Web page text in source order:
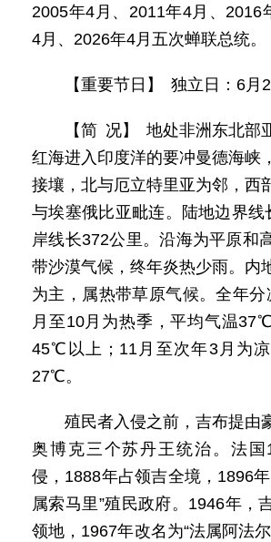
2005年4月、2011年4月、2016
4月、2026年4月五次蝉联总统。
【重要节日】 独立日：6月
【简 况】 地处非洲东北部
红海进入印度洋的要冲曼德海峡
接壤，北与厄立特里亚为邻，西
与埃塞俄比亚毗连。陆地边界线
岸线长372公里。沿海为平原和
带沙漠气候，终年炎热少雨。内
为主，属热带草原气候。全年
月至10月为热季，平均气温
45℃以上；11月至次年3月为
27℃。
殖民者入侵之前，吉布提由
奥博克三个苏丹王统治。法国
侵，1888年占领吉全境，1896
属索马里”殖民政府。1946年，
领地，1967年改名为“法属阿法尔